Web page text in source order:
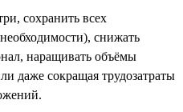
сохранить всех
снижать
наращивать объёмы
даже сокращая трудозатраты